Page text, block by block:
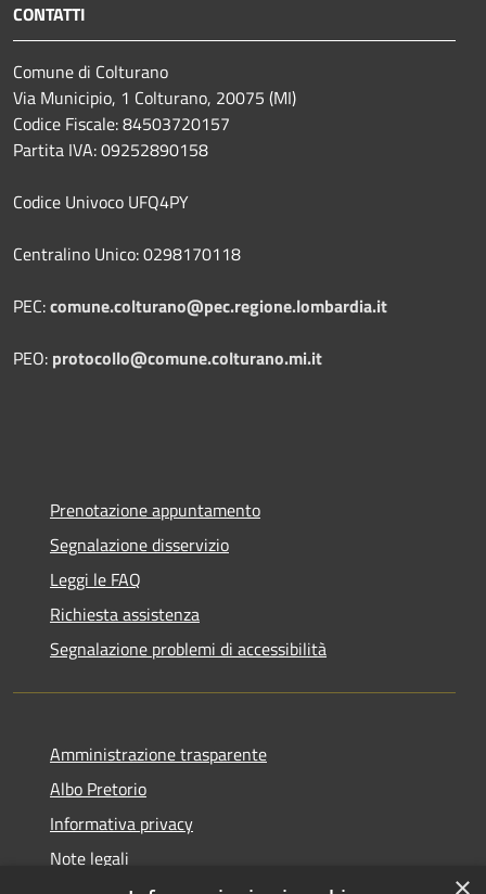
CONTATTI
Comune di Colturano
Via Municipio, 1 Colturano, 20075 (MI)
Codice Fiscale: 84503720157
Partita IVA: 09252890158
Codice Univoco UFQ4PY
Centralino Unico: 0298170118
PEC:comune.colturano@pec.regione.lombardia.it
PEO: protocollo@comune.colturano.mi.it
Prenotazione appuntamento
Segnalazione disservizio
Leggi le FAQ
Richiesta assistenza
Segnalazione problemi di accessibilità
Amministrazione trasparente
Albo Pretorio
Informativa privacy
Note legali